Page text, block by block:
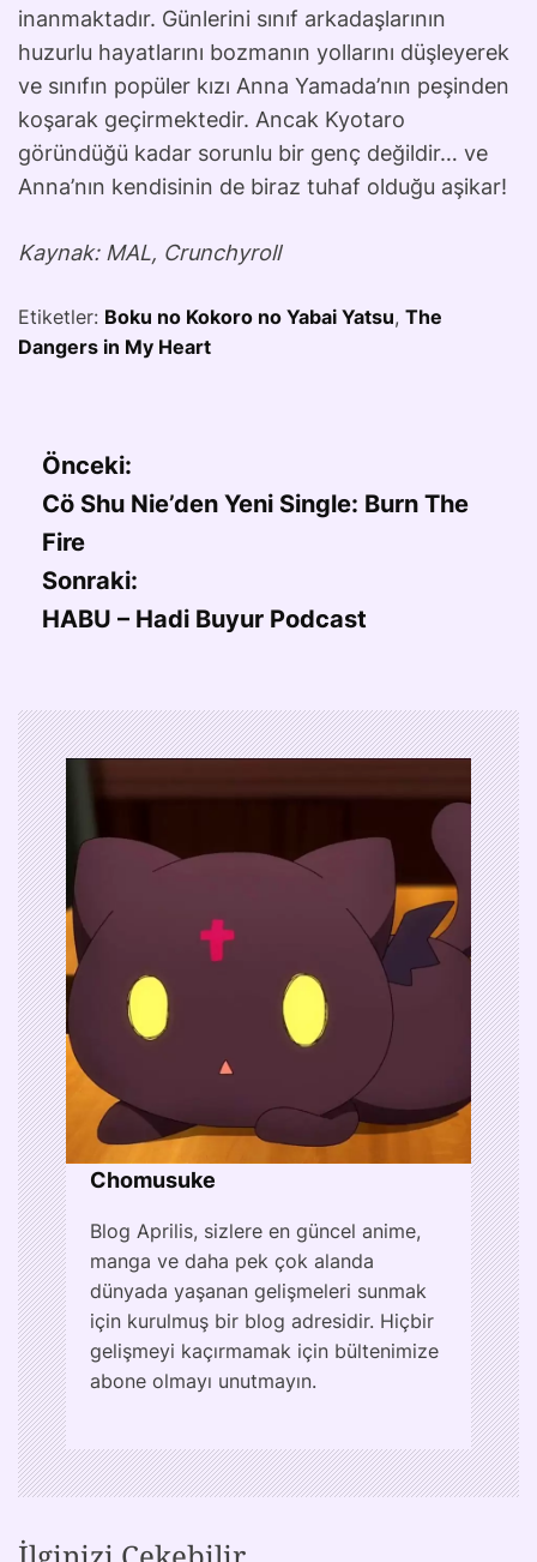
inanmaktadır. Günlerini sınıf arkadaşlarının
huzurlu hayatlarını bozmanın yollarını düşleyerek
ve sınıfın popüler kızı Anna Yamada’nın peşinden
koşarak geçirmektedir. Ancak Kyotaro
göründüğü kadar sorunlu bir genç değildir… ve
Anna’nın kendisinin de biraz tuhaf olduğu aşikar!
Kaynak: MAL, Crunchyroll
Etiketler: Boku no Kokoro no Yabai Yatsu, The
Dangers in My Heart
Önceki:
Cö Shu Nie’den Yeni Single: Burn The
Fire
Sonraki:
HABU – Hadi Buyur Podcast
Chomusuke
Blog Aprilis, sizlere en güncel anime,
manga ve daha pek çok alanda
dünyada yaşanan gelişmeleri sunmak
için kurulmuş bir blog adresidir. Hiçbir
gelişmeyi kaçırmamak için bültenimize
abone olmayı unutmayın.